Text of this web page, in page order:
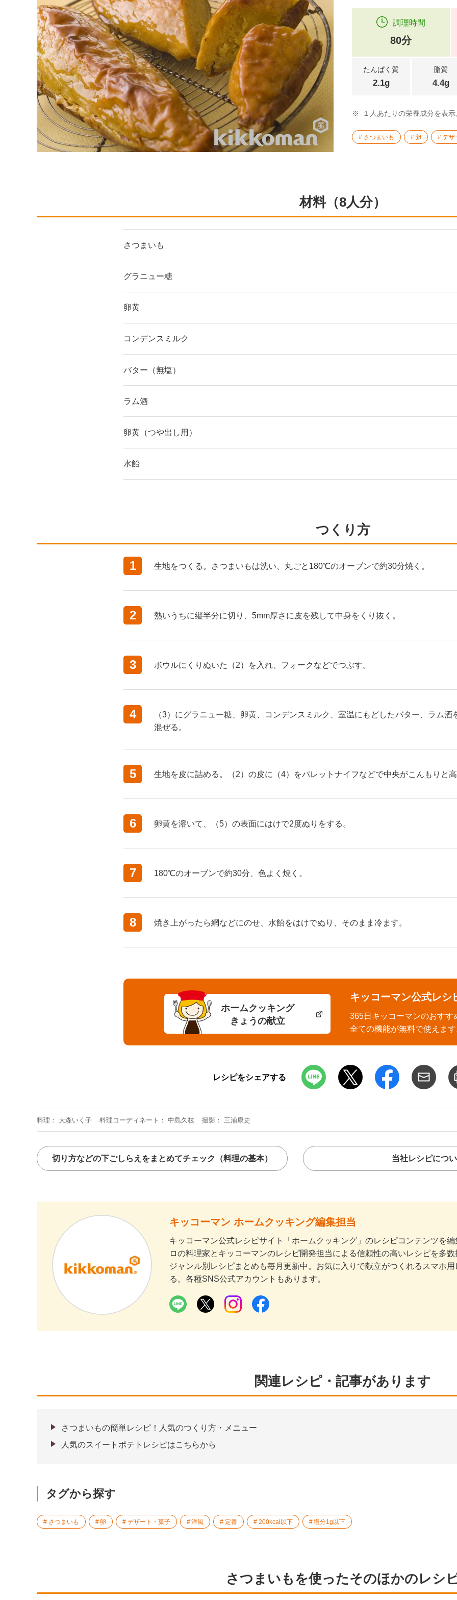
調理時間
80分
たんぱく質
2.1g
脂質
4.4g
※ １人あたりの栄養成分を表示
さつまいも 卵 デザ
材料（8人分）
さつまいも
グラニュー糖
卵黄
コンデンスミルク
バター（無塩）
ラム酒
卵黄（つや出し用）
水飴
つくり方
1 生地をつくる。さつまいもは洗い、丸ごと180℃のオーブンで約30分焼く。
2 熱いうちに縦半分に切り、5mm厚さに皮を残して中身をくり抜く。
3 ボウルにくりぬいた（2）を入れ、フォークなどでつぶす。
4
（3）にグラニュー糖、卵黄、コンデンスミルク、室温にもどしたバター、ラム
混ぜる。
5 生地を皮に詰める。（2）の皮に（4）をパレットナイフなどで中央がこんもりと
6 卵黄を溶いて、（5）の表面にはけで2度ぬりをする。
7 180℃のオーブンで約30分、色よく焼く。
8 焼き上がったら網などにのせ、水飴をはけでぬり、そのまま冷ます。
ホームクッキング
きょうの献立
キッコーマン公式レシ
365日キッコーマンのおすす
全ての機能が無料で使えま
レシピをシェアする
料理 大森いく子 料理コーディネート 中島久枝 撮影 三浦康史
切り方などの下ごしらえをまとめてチェック （料理の基本） 当社レシピにつ
キッコーマン ホームクッキング編集担当
キッコーマン公式レシピサイト「ホームクッキング」のレシピコンテンツを
ロの料理家とキッコーマンのレシピ開発担当による信頼性の高いレシピを多
ジャンル別レシピまとめも毎月更新中。お気に入りで献立がつくれるスマホ
る。各種SNS公式アカウントもあります。
関連レシピ・記事があります
さつまいもの簡単レシピ！人気のつくり方・メニュー
人気のスイートポテトレシピはこちらから
タグから探す
さつまいも 卵 デザート・菓子 洋風 定番 200kcal以下 塩分1g以下
さつまいもを使ったそのほかのレシ